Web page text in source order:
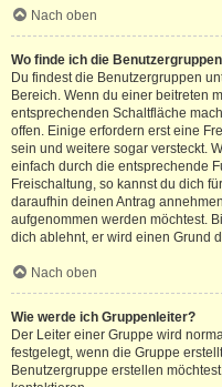
Nach oben
Wo finde ich die
Du findest die Benutzergruppen
Bereich. Wenn du einer beitreten
entsprechenden Schaltfläche
offen. Einige erfordern erst eine
sein und weitere sogar versteckt.
einfach durch die entsprechende
Freischaltung, so kannst du dich
daraufhin deinen Antrag
aufgenommen werden möchtest.
dich ablehnt, er wird einen Grund
Nach oben
Wie werde ich Gruppenleiter?
Der Leiter einer Gruppe wird
festgelegt, wenn die Gruppe
Benutzergruppe erstellen